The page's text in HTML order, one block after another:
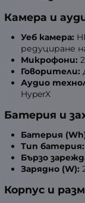
Камера и
Уеб камера:
редуциране
Микрофони:
Говорители:
Аудио
HyperX
Батерия и
Батерия
Тип батерия:
Бързо
Зарядно (W):
Корпус и